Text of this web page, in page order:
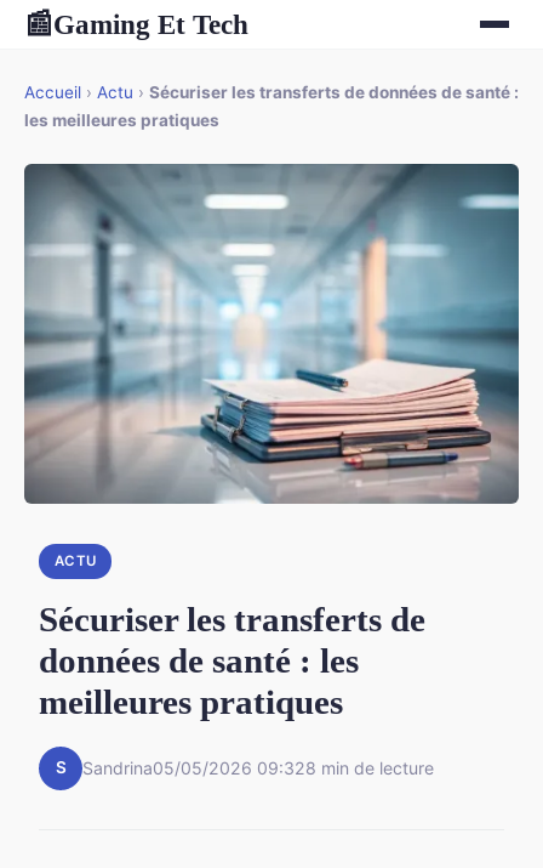
📰Gaming Et Tech
Accueil › Actu › Sécuriser les transferts de données de santé :
les meilleures pratiques
ACTU
Sécuriser les transferts de
données de santé : les
meilleures pratiques
S Sandrina05/05/2026 09:328 min de lecture